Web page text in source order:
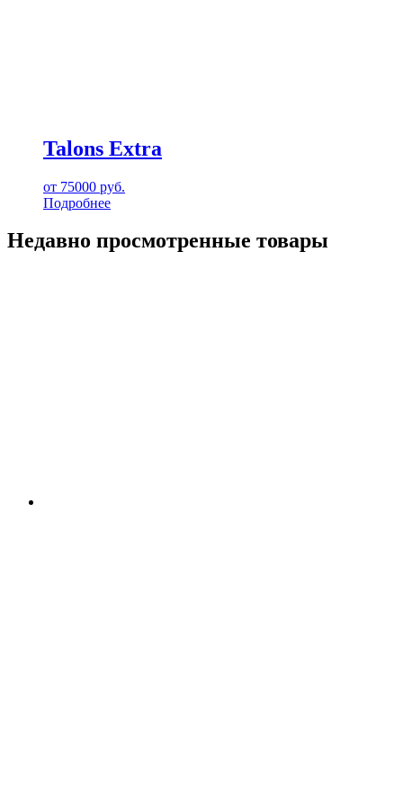
Talons Extra
от 75000 руб.
Подробнее
Недавно просмотренные товары